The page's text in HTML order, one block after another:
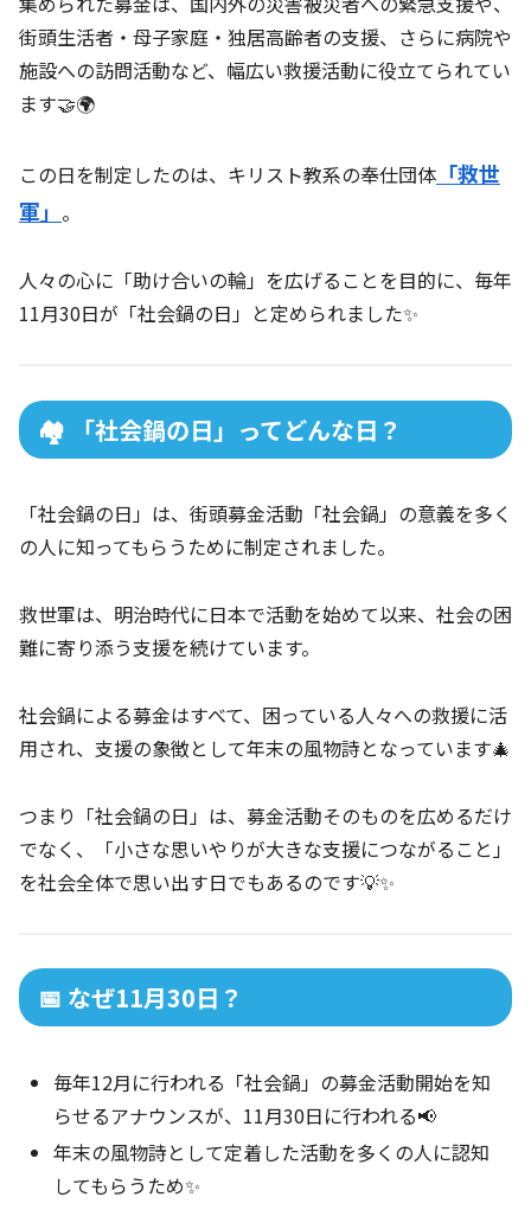
街頭生活者・母子家庭・独居高齢者の支援、さらに病院や
施設への訪問活動など、幅広い救援活動に役立てられてい
ます🤝🌍
この日を制定したのは、キリスト教系の奉仕団体 「救世
軍」 。
人々の心に「助け合いの輪」を広げることを目的に、毎年
11月30日が「社会鍋の日」と定められました✨
🏘️ 「社会鍋の日」ってどんな日？
「社会鍋の日」は、街頭募金活動「社会鍋」の意義を多く
の人に知ってもらうために制定されました。
救世軍は、明治時代に日本で活動を始めて以来、社会の困
難に寄り添う支援を続けています。
社会鍋による募金はすべて、困っている人々への救援に活
用され、支援の象徴として年末の風物詩となっています🎄
つまり「社会鍋の日」は、募金活動そのものを広めるだけ
でなく、「小さな思いやりが大きな支援につながること」
を社会全体で思い出す日でもあるのです💡✨
📅 なぜ11月30日？
毎年12月に行われる「社会鍋」の募金活動開始を知
らせるアナウンスが、11月30日に行われる📢
年末の風物詩として定着した活動を多くの人に認知
してもらうため✨